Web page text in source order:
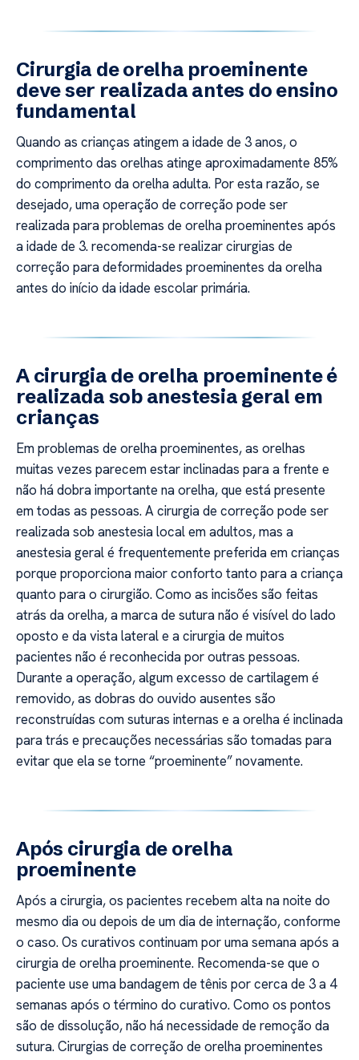
Cirurgia de orelha proeminente
deve ser realizada antes do ensino
fundamental
Quando as crianças atingem a idade de 3 anos, o
comprimento das orelhas atinge aproximadamente 85%
do comprimento da orelha adulta. Por esta razão, se
desejado, uma operação de correção pode ser
realizada para problemas de orelha proeminentes após
a idade de 3. recomenda-se realizar cirurgias de
correção para deformidades proeminentes da orelha
antes do início da idade escolar primária.
A cirurgia de orelha proeminente é
realizada sob anestesia geral em
crianças
Em problemas de orelha proeminentes, as orelhas
muitas vezes parecem estar inclinadas para a frente e
não há dobra importante na orelha, que está presente
em todas as pessoas. A cirurgia de correção pode ser
realizada sob anestesia local em adultos, mas a
anestesia geral é frequentemente preferida em crianças
porque proporciona maior conforto tanto para a criança
quanto para o cirurgião. Como as incisões são feitas
atrás da orelha, a marca de sutura não é visível do lado
oposto e da vista lateral e a cirurgia de muitos
pacientes não é reconhecida por outras pessoas.
Durante a operação, algum excesso de cartilagem é
removido, as dobras do ouvido ausentes são
reconstruídas com suturas internas e a orelha é inclinada
para trás e precauções necessárias são tomadas para
evitar que ela se torne “proeminente” novamente.
Após cirurgia de orelha
proeminente
Após a cirurgia, os pacientes recebem alta na noite do
mesmo dia ou depois de um dia de internação, conforme
o caso. Os curativos continuam por uma semana após a
cirurgia de orelha proeminente. Recomenda-se que o
paciente use uma bandagem de tênis por cerca de 3 a 4
semanas após o término do curativo. Como os pontos
são de dissolução, não há necessidade de remoção da
sutura. Cirurgias de correção de orelha proeminentes